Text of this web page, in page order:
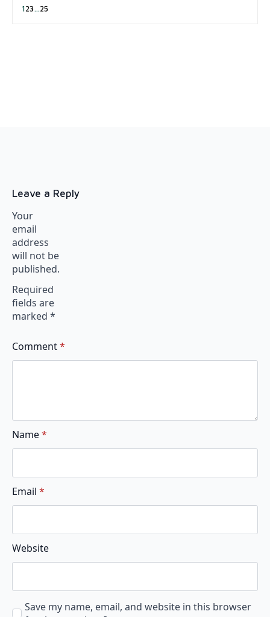
123…25
Leave a Reply
Your
email
address
will not be
published.
Required
fields are
marked *
Comment*
Name*
Email *
Website
Save my name, email, and website in this browser